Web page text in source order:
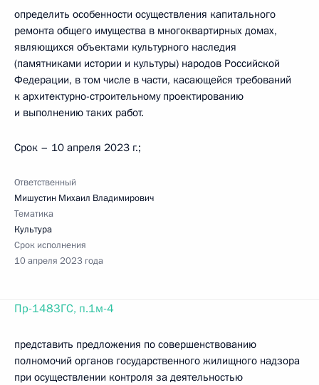
определить особенности осуществления капитального
ремонта общего имущества в многоквартирных домах,
являющихся объектами культурного наследия
(памятниками истории и культуры) народов Российской
Федерации, в том числе в части, касающейся требований
к архитектурно-строительному проектированию
и выполнению таких работ.
Срок – 10 апреля 2023 г.;
Ответственный
Мишустин Михаил Владимирович
Тематика
Культура
Срок исполнения
10 апреля 2023 года
Пр-1483ГС, п.1м-4
представить предложения по совершенствованию
полномочий органов государственного жилищного надзора
при осуществлении контроля за деятельностью